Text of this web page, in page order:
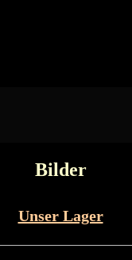
Bilder
Unser Lager